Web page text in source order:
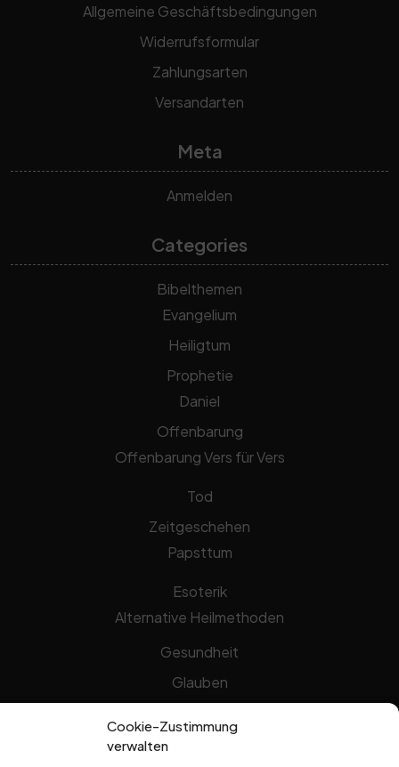
Cookie-Zustimmung
verwalten
Allgemeine Geschäftsbedingungen
Widerrufsformular
Zahlungsarten
Versandarten
Meta
Anmelden
Categories
Bibelthemen
Evangelium
Heiligtum
Prophetie
Daniel
Offenbarung
Offenbarung Vers für Vers
Tod
Zeitgeschehen
Papsttum
Esoterik
Alternative Heilmethoden
Gesundheit
Glauben
Jesus Christus